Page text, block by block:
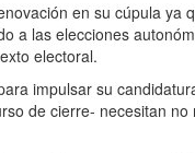
en su cúpula ya
a las elecciones
electoral.
impulsar su
de cierre- necesitan